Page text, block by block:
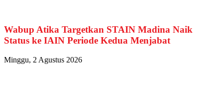
Wabup Atika Targetkan STAIN Madina Naik
Status ke IAIN Periode Kedua Menjabat
Minggu, 2 Agustus 2026